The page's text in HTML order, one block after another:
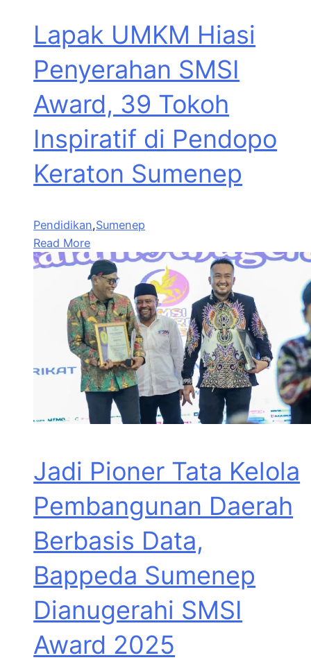
Lapak UMKM Hiasi
Penyerahan SMSI
Award, 39 Tokoh
Inspiratif di Pendopo
Keraton Sumenep
Pendidikan,Sumenep
Read More
Jadi Pioner Tata Kelola
Pembangunan Daerah
Berbasis Data,
Bappeda Sumenep
Dianugerahi SMSI
Award 2025